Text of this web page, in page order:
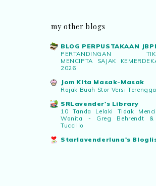
my other blogs
BLOG PERPUSTAKAAN
PERTANDINGAN
MENCIPTA SAJAK
2026
Jom Kita Masak-Masak
Rojak Buah Stor Versi
SRLavender's Library
10 Tanda Lelaki Tidak
Wanita - Greg Behrendt
Tuccillo
Starlavenderluna's